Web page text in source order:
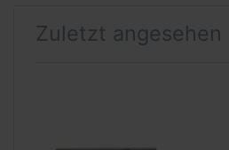
Zuletzt angesehen